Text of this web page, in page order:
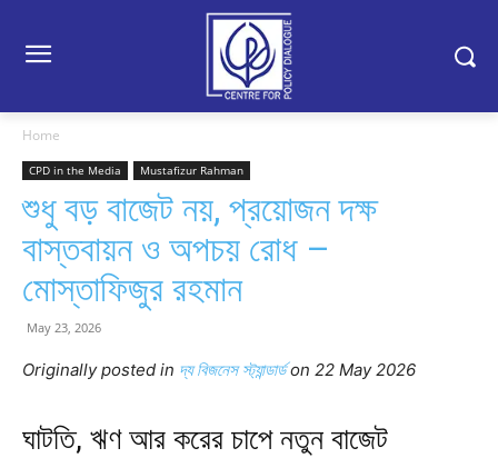
Home
CPD in the Media Mustafizur Rahman
শুধু বড় বাজেট নয়, প্রয়োজন দক্ষ
বাস্তবায়ন ও অপচয় রোধ –
মোস্তাফিজুর রহমান
May 23, 2026
Originally posted in দ্য বিজনেস স্ট্যান্ডার্ডon 22 May 2026
ঘাটতি, ঋণ আর করের চাপে নতুন বাজেট